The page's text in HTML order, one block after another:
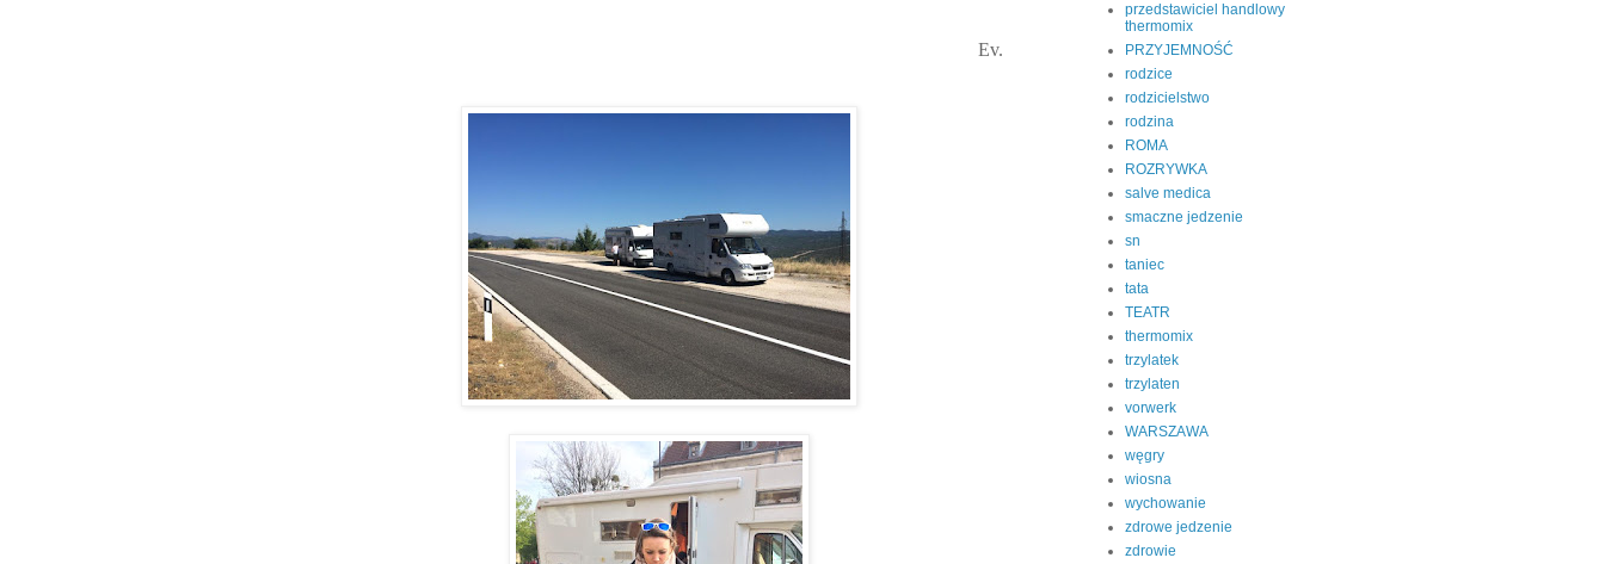
Ev.
przedstawiciel handlowy
thermomix
PRZYJEMNOŚĆ
rodzice
rodzicielstwo
rodzina
ROMA
ROZRYWKA
salve medica
smaczne jedzenie
sn
taniec
tata
TEATR
thermomix
trzylatek
trzylaten
vorwerk
WARSZAWA
węgry
wiosna
wychowanie
zdrowe jedzenie
zdrowie